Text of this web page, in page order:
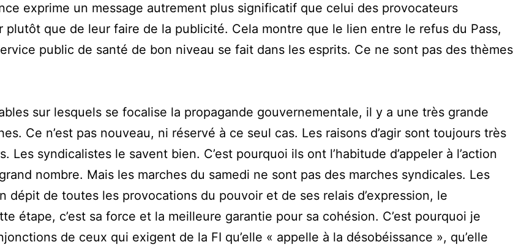
exprime un message autrement plus significatif que celui des provocateurs
plutôt que de leur faire de la publicité. Cela montre que le lien entre le refus du Pass,
public de santé de bon niveau se fait dans les esprits. Ce ne sont pas des thèmes
sur lesquels se focalise la propagande gouvernementale, il y a une très grande
Ce n’est pas nouveau, ni réservé à ce seul cas. Les raisons d’agir sont toujours très
syndicalistes le savent bien. C’est pourquoi ils ont l’habitude d’appeler à l’action
nombre. Mais les marches du samedi ne sont pas des marches syndicales. Les
dépit de toutes les provocations du pouvoir et de ses relais d’expression, le
étape, c’est sa force et la meilleure garantie pour sa cohésion. C’est pourquoi je
de ceux qui exigent de la FI qu’elle « appelle à la désobéissance », qu’elle